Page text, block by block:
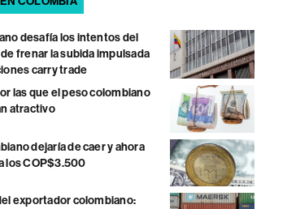
desafía los intentos del
frenar la subida impulsada
carry trade
las que el peso colombiano
atractivo
dejaría de caer y ahora
los COP$3.500
exportador colombiano: